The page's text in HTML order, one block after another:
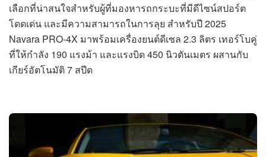
เลือกที่น่าสนใจสำหรับผู้ที่มองหารถกระบะที่มีดีไซน์สปอร์ต
โดดเด่น และมีความสามารถในการลุย สำหรับปี 2025
Navara PRO-4X มาพร้อมเครื่องยนต์ดีเซล 2.3 ลิตร เทอร์โบคู่
ที่ให้กำลัง 190 แรงม้า และแรงบิด 450 นิวตันเมตร ผสานกับ
เกียร์อัตโนมัติ 7 สปีด